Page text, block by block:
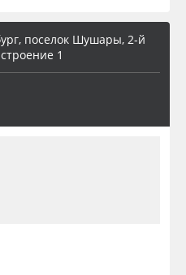
поселок Шушары, 2-й
1